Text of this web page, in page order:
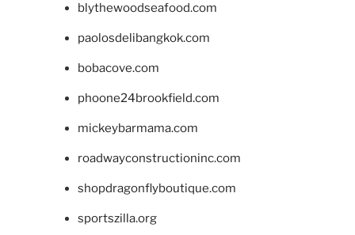
blythewoodseafood.com
paolosdelibangkok.com
bobacove.com
phoone24brookfield.com
mickeybarmama.com
roadwayconstructioninc.com
shopdragonflyboutique.com
sportszilla.org